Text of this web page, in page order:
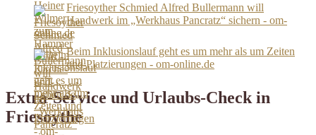
Friesoyther Schmied Alfred Bullermann will
Handwerk im „Werkhaus Pancratz“ sichern - om-
online.de
Beim Inklusionslauf geht es um mehr als um Zeiten
und Platzierungen - om-online.de
Extra-Service und Urlaubs-Check in
Friesoythe